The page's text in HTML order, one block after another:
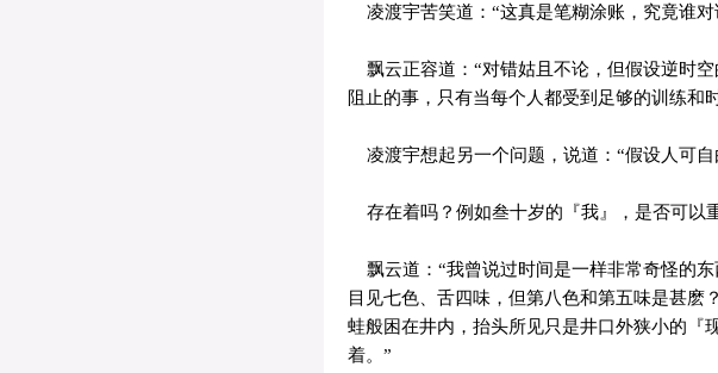
凌渡宇苦笑道：“这真是笔糊涂账，究竟谁对
飘云正容道：“对错姑且不论，但假设逆时
阻止的事，只有当每个人都受到足够的训练和
凌渡宇想起另一个问题，说道：“假设人可自
存在着吗？例如叁十岁的『我』，是否可以
飘云道：“我曾说过时间是一样非常奇怪的
目见七色、舌四味，但第八色和第五味是甚
蛙般困在井内，抬头所见只是井口外狭小的『
着。”